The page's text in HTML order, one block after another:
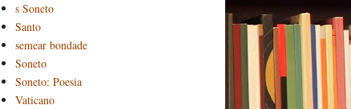
s Soneto
Santo
semear bondade
Soneto
Soneto: Poesia
Vaticano